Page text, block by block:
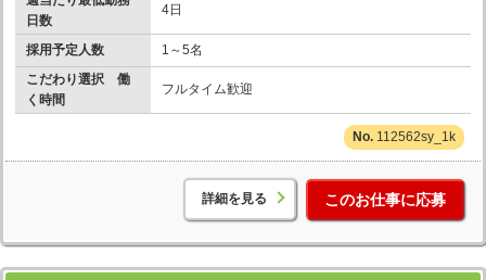
日数
4日
採用予定人数
1～5名
こだわり選択 働
く時間
フルタイム歓迎
112562sy_1k
詳細を見る このお仕事に応募